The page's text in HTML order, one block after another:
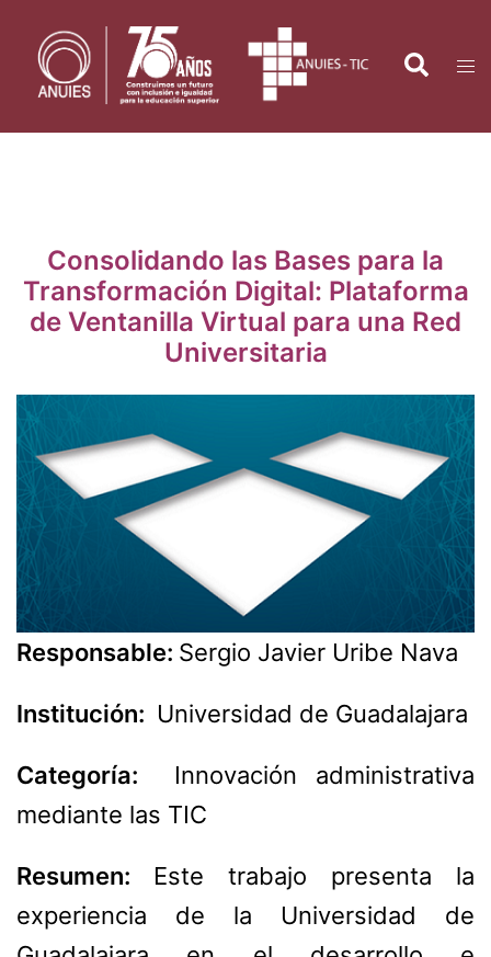
contenido
Search
Consolidando las Bases para la
Transformación Digital: Plataforma
de Ventanilla Virtual para una Red
Universitaria
Responsable: Sergio Javier Uribe Nava
Institución: Universidad de Guadalajara
Categoría:
Innovación administrativa
mediante las TIC
Resumen: Este trabajo presenta la
experiencia de la Universidad de